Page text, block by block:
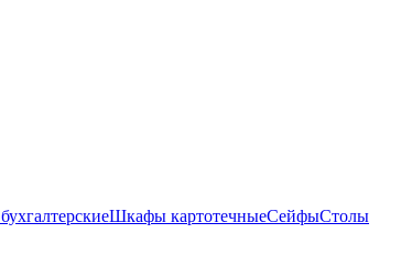
Шкафы картотечныеСейфыСтолы